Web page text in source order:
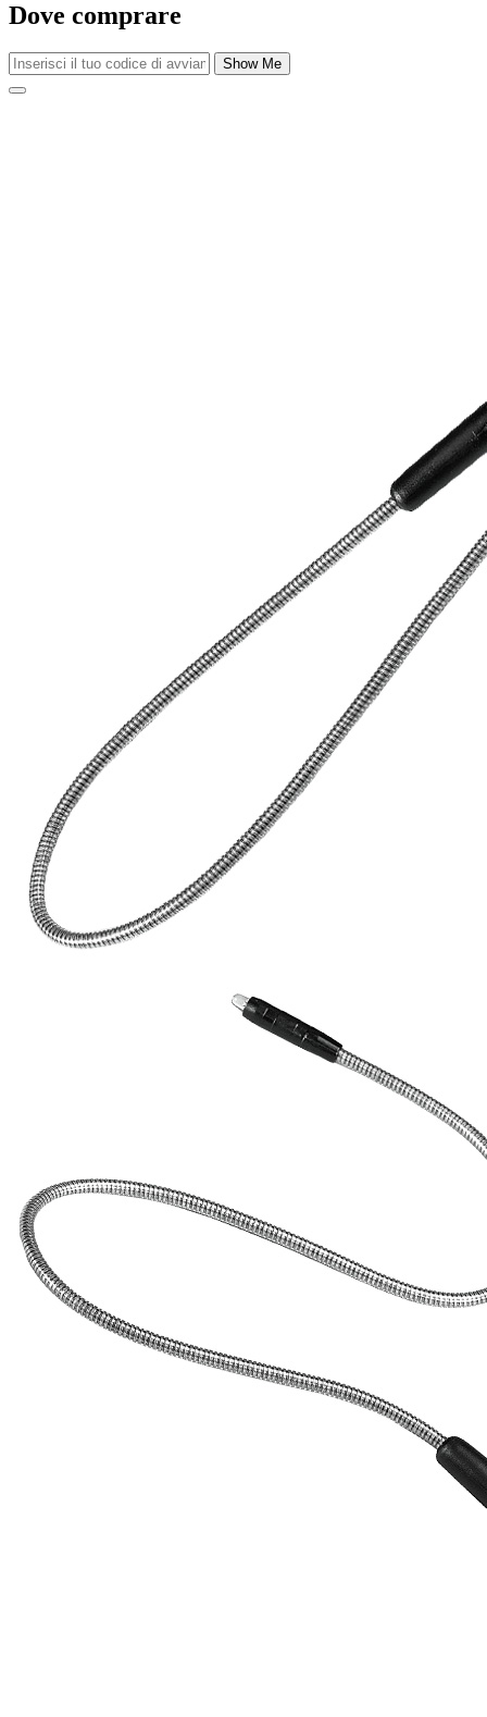
Dove comprare
Show Me